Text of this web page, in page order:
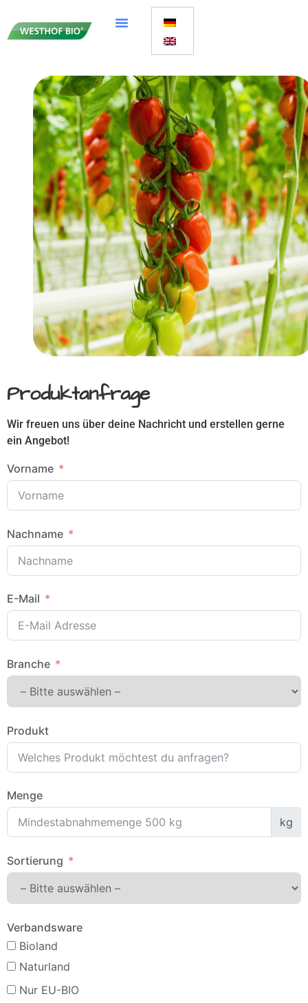
Produktanfrage
Wir freuen uns über deine Nachricht und erstellen gerne
ein Angebot!
Vorname
Nachname
E-Mail
Branche
Produkt
Menge
kg
Sortierung
Verbandsware
Bioland
Naturland
Nur EU-BIO